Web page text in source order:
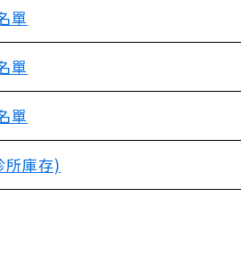
單
單
單
所庫存)